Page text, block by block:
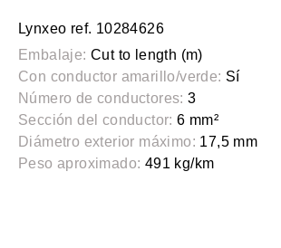
Lynxeo ref. 10284626
Embalaje: Cut to length (m)
Con conductor amarillo/verde: Sí
Número de conductores: 3
Sección del conductor: 6 mm²
Diámetro exterior máximo: 17,5 mm
Peso aproximado: 491 kg/km